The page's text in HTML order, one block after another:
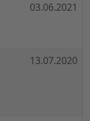
03.06.2021
13.07.2020